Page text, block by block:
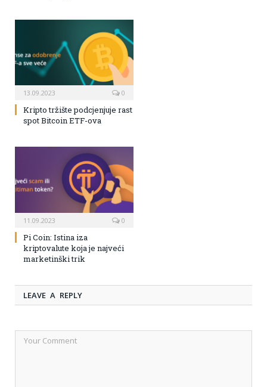
13.09.2023 0
Kripto tržište podcjenjuje rast
spot Bitcoin ETF-ova
11.09.2023 0
Pi Coin: Istina iza
kriptovalute koja je najveći
marketinški trik
LEAVE A REPLY